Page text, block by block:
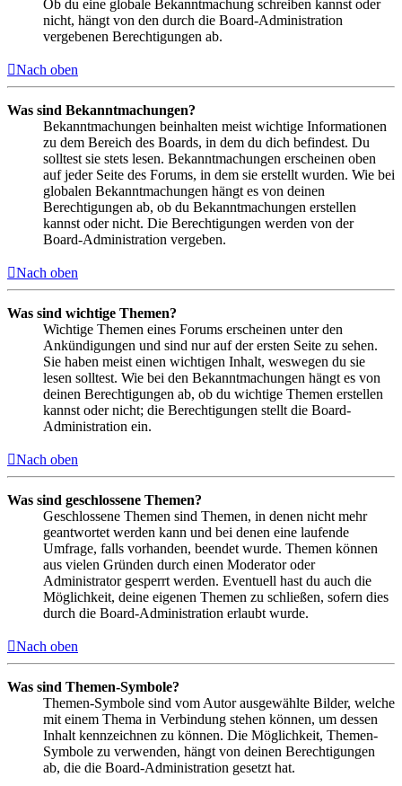
Ob du eine globale Bekanntmachung schreiben kannst oder
nicht, hängt von den durch die Board-Administration
vergebenen Berechtigungen ab.
Nach oben
Was sind Bekanntmachungen?
Bekanntmachungen beinhalten meist wichtige Informationen
zu dem Bereich des Boards, in dem du dich befindest. Du
solltest sie stets lesen. Bekanntmachungen erscheinen oben
auf jeder Seite des Forums, in dem sie erstellt wurden. Wie bei
globalen Bekanntmachungen hängt es von deinen
Berechtigungen ab, ob du Bekanntmachungen erstellen
kannst oder nicht. Die Berechtigungen werden von der
Board-Administration vergeben.
Nach oben
Was sind wichtige Themen?
Wichtige Themen eines Forums erscheinen unter den
Ankündigungen und sind nur auf der ersten Seite zu sehen.
Sie haben meist einen wichtigen Inhalt, weswegen du sie
lesen solltest. Wie bei den Bekanntmachungen hängt es von
deinen Berechtigungen ab, ob du wichtige Themen erstellen
kannst oder nicht; die Berechtigungen stellt die Board-
Administration ein.
Nach oben
Was sind geschlossene Themen?
Geschlossene Themen sind Themen, in denen nicht mehr
geantwortet werden kann und bei denen eine laufende
Umfrage, falls vorhanden, beendet wurde. Themen können
aus vielen Gründen durch einen Moderator oder
Administrator gesperrt werden. Eventuell hast du auch die
Möglichkeit, deine eigenen Themen zu schließen, sofern dies
durch die Board-Administration erlaubt wurde.
Nach oben
Was sind Themen-Symbole?
Themen-Symbole sind vom Autor ausgewählte Bilder, welche
mit einem Thema in Verbindung stehen können, um dessen
Inhalt kennzeichnen zu können. Die Möglichkeit, Themen-
Symbole zu verwenden, hängt von deinen Berechtigungen
ab, die die Board-Administration gesetzt hat.